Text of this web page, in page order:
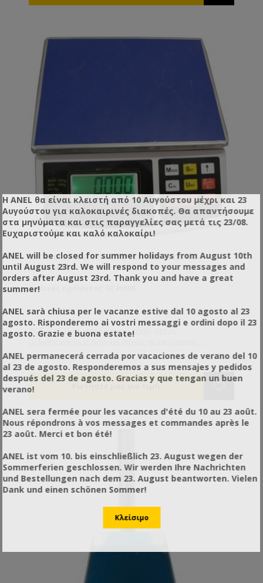
ΖΥΓΑΡΙΆ 30 ΚΙΛΆ ΥΠΟΔΙΑΊΡΕΣΗ 5GR 22Χ27 ΜΕ
ΜΠΑΤΑΡΊΑ
Κωδικός προϊόντος: DC40500
Οι ζυγοί είναι απαραίτητοι τόσο στους
Χρησιμοποιούνται σε μεγάλο εύρος από το
μελισσοκομείο (ζύγιση κυψελών) έως την αποθήκη
και τις λαϊκές αγορές.
Η ANEL θα είναι κλειστή από 10 Αυγούστου μέχρι και 23
Αυγούστου για καλοκαιρινές διακοπές. Θα απαντήσουμε
στα μηνύματα και στις παραγγελίες σας μετά τις 23/08.
Ευχαριστούμε και καλό καλοκαίρι!
ANEL will be closed for summer holidays from August 10th
until August 23rd. We will respond to your messages and
orders after August 23rd. Thank you and have a great
summer!
ANEL sarà chiusa per le vacanze estive dal 10 agosto al 23
agosto. Risponderemo ai vostri messaggi e ordini dopo il 23
agosto. Grazie e buona estate!
ANEL permanecerá cerrada por vacaciones de verano del 10
al 23 de agosto. Responderemos a sus mensajes y pedidos
después del 23 de agosto. Gracias y que tengan un buen
verano!
ANEL sera fermée pour les vacances d'été du 10 au 23 août.
Nous répondrons à vos messages et commandes après le
23 août. Merci et bon été!
ANEL ist vom 10. bis einschließlich 23. August wegen der
Sommerferien geschlossen. Wir werden Ihre Nachrichten
und Bestellungen nach dem 23. August beantworten. Vielen
Dank und einen schönen Sommer!